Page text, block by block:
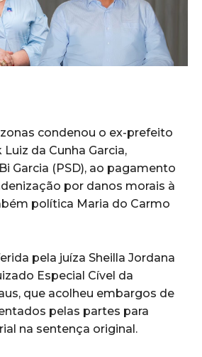
condenou o ex-prefeito
da Cunha Garcia,
Garcia (PSD), ao pagamento
por danos morais à
política Maria do Carmo
pela juíza Sheilla Jordana
Especial Cível da
que acolheu embargos de
pelas partes para
na sentença original.